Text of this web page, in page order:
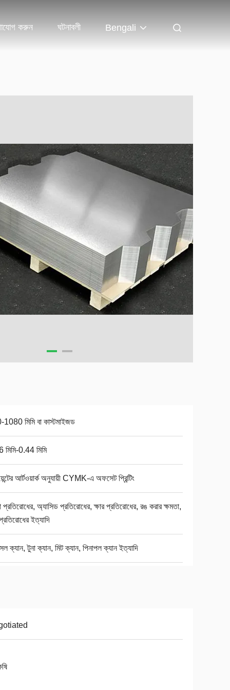
করুন ঘটনাবলী Bengali
মিমি বা কাস্টমাইজড
মিমি-0.44 মিমি
আর্টওয়ার্ক অনুযায়ী CYMK-এ অফসেট প্রিন্টিং
প্রতিরোধের, অ্যাসিড প্রতিরোধের, ক্ষার প্রতিরোধের, রঙ করার ক্ষমতা,
ইত্যাদি
ক্যান, টুনা ক্যান, মিট ক্যান, পিনাপল ক্যান ইত্যাদি